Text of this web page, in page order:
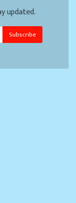
updated.
Subscribe